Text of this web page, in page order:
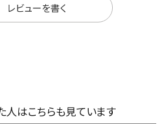
レビューを書く
人はこちらも見ています